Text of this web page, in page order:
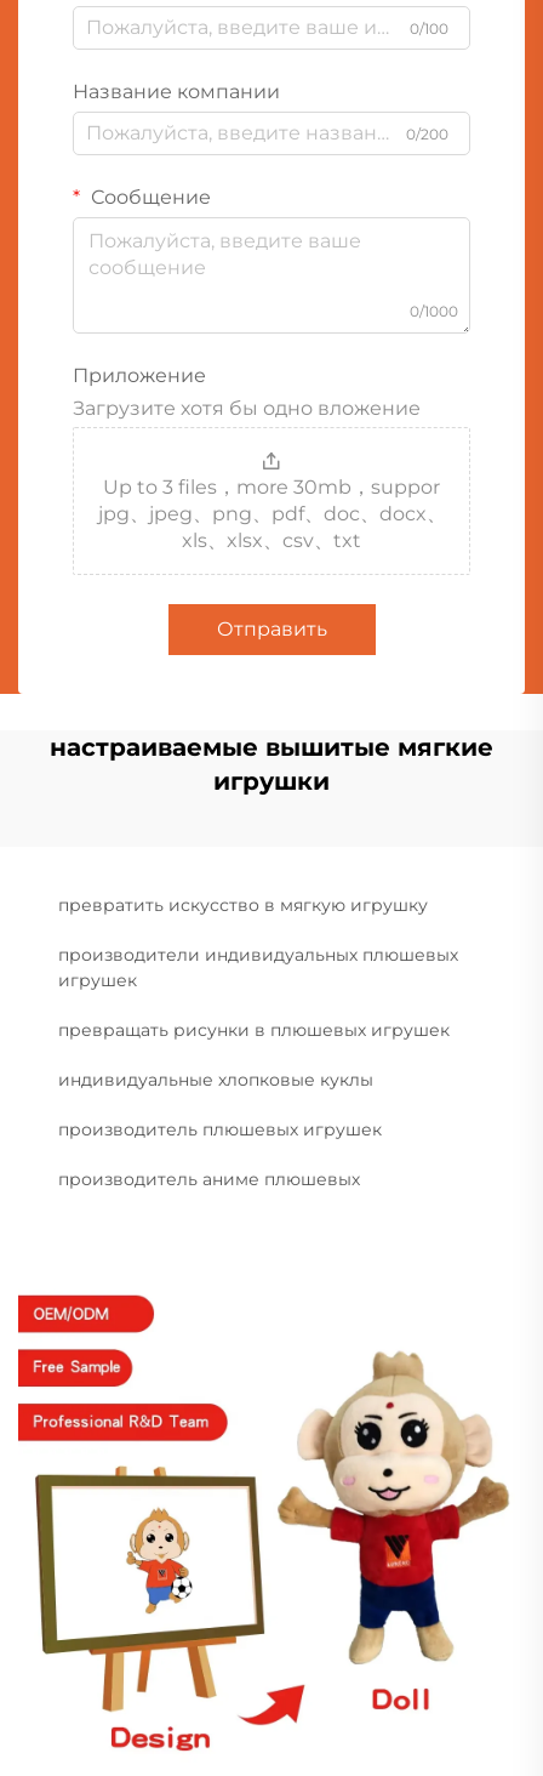
0/100
Название компании
0/200
Сообщение
0/1000
Приложение
Загрузите хотя бы одно вложение
Up to 3 files，more 30mb，suppor
jpg、jpeg、png、pdf、doc、docx、
xls、xlsx、csv、txt
Отправить
настраиваемые вышитые мягкие
игрушки
превратить искусство в мягкую игрушку
производители индивидуальных плюшевых
игрушек
превращать рисунки в плюшевых игрушек
индивидуальные хлопковые куклы
производитель плюшевых игрушек
производитель аниме плюшевых